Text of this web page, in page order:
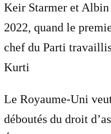
Keir Starmer et
2022, quand le
chef du Parti
Kurti
Le Royaume-Uni
déboutés du droit